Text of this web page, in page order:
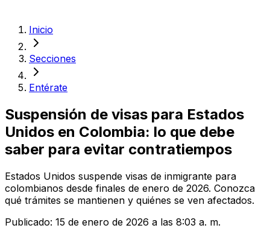
Inicio
Secciones
Entérate
Suspensión de visas para Estados
Unidos en Colombia: lo que debe
saber para evitar contratiempos
Estados Unidos suspende visas de inmigrante para
colombianos desde finales de enero de 2026. Conozca
qué trámites se mantienen y quiénes se ven afectados.
Publicado: 15 de enero de 2026 a las 8:03 a. m.